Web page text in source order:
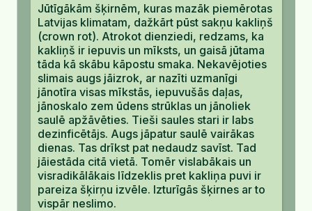
Jūtīgākām šķirnēm, kuras mazāk piemērotas
Latvijas klimatam, dažkārt pūst sakņu kakliņš
(crown rot). Atrokot dienziedi, redzams, ka
kakliņš ir iepuvis un mīksts, un gaisā jūtama
tāda kā skābu kāpostu smaka. Nekavējoties
slimais augs jāizrok, ar nazīti uzmanīgi
jānotīra visas mīkstās, iepuvušās daļas,
jānoskalo zem ūdens strūklas un jānoliek
saulē apžāvēties. Tieši saules stari ir labs
dezinficētājs. Augs jāpatur saulē vairākas
dienas. Tas drīkst pat nedaudz savīst. Tad
jāiestāda citā vietā. Tomēr vislabākais un
visradikālākais līdzeklis pret kakliņa puvi ir
pareiza šķirņu izvēle. Izturīgās šķirnes ar to
vispār neslimo.